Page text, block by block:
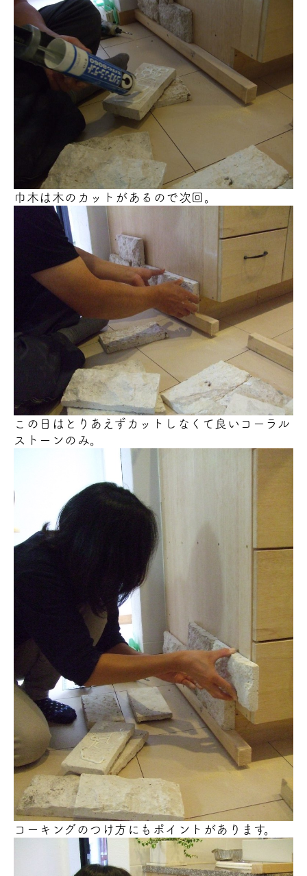
巾木は木のカットがあるので次回。
この日はとりあえずカットしなくて良いコーラル
ストーンのみ。
コーキングのつけ方にもポイントがあります。